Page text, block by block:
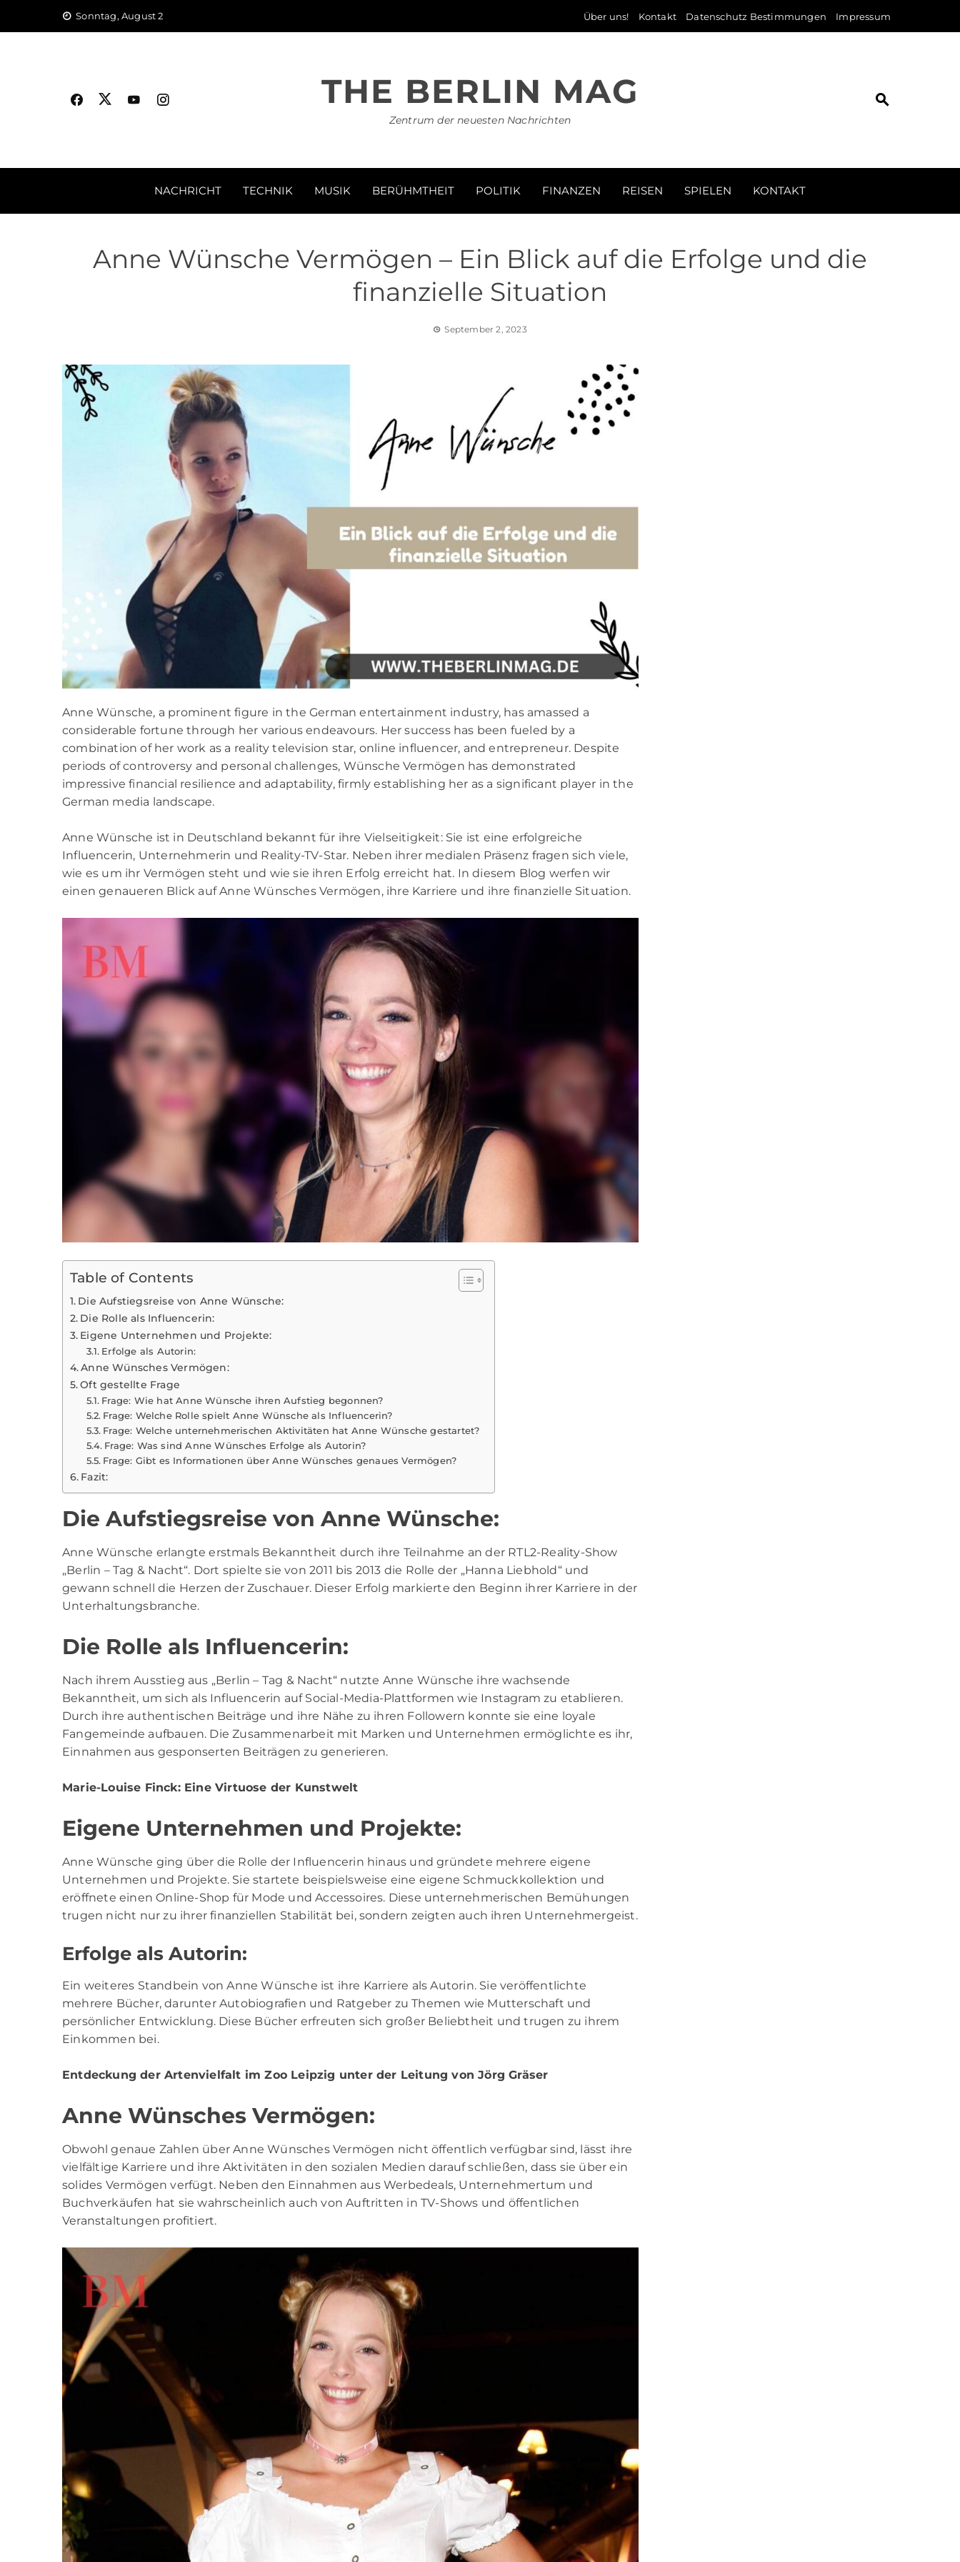
Sonntag, August 2 Über uns! Kontakt Datenschutz Bestimmungen Impressum
THE BERLIN MAG
Zentrum der neuesten Nachrichten
NACHRICHT TECHNIK MUSIK BERÜHMTHEIT POLITIK FINANZEN REISEN SPIELEN KONTAKT
Anne Wünsche Vermögen – Ein Blick auf die Erfolge und die
finanzielle Situation
September 2, 2023
Anne Wünsche, a prominent figure in the German entertainment industry, has amassed a
considerable fortune through her various endeavours. Her success has been fueled by a
combination of her work as a reality television star, online influencer, and entrepreneur. Despite
periods of controversy and personal challenges, Wünsche Vermögen has demonstrated
impressive financial resilience and adaptability, firmly establishing her as a significant player in the
German media landscape.
Anne Wünsche ist in Deutschland bekannt für ihre Vielseitigkeit: Sie ist eine erfolgreiche
Influencerin, Unternehmerin und Reality-TV-Star. Neben ihrer medialen Präsenz fragen sich viele,
wie es um ihr Vermögen steht und wie sie ihren Erfolg erreicht hat. In diesem Blog werfen wir
einen genaueren Blick auf Anne Wünsches Vermögen, ihre Karriere und ihre finanzielle Situation.
Table of Contents
Die Aufstiegsreise von Anne Wünsche:
Die Rolle als Influencerin:
Eigene Unternehmen und Projekte:
Erfolge als Autorin:
Anne Wünsches Vermögen:
Oft gestellte Frage
Frage: Wie hat Anne Wünsche ihren Aufstieg begonnen?
Frage: Welche Rolle spielt Anne Wünsche als Influencerin?
Frage: Welche unternehmerischen Aktivitäten hat Anne Wünsche gestartet?
Frage: Was sind Anne Wünsches Erfolge als Autorin?
Frage: Gibt es Informationen über Anne Wünsches genaues Vermögen?
Fazit:
Die Aufstiegsreise von Anne Wünsche:
Anne Wünsche erlangte erstmals Bekanntheit durch ihre Teilnahme an der RTL2-Reality-Show
„Berlin – Tag & Nacht“. Dort spielte sie von 2011 bis 2013 die Rolle der „Hanna Liebhold“ und
gewann schnell die Herzen der Zuschauer. Dieser Erfolg markierte den Beginn ihrer Karriere in der
Unterhaltungsbranche.
Die Rolle als Influencerin:
Nach ihrem Ausstieg aus „Berlin – Tag & Nacht“ nutzte Anne Wünsche ihre wachsende
Bekanntheit, um sich als Influencerin auf Social-Media-Plattformen wie Instagram zu etablieren.
Durch ihre authentischen Beiträge und ihre Nähe zu ihren Followern konnte sie eine loyale
Fangemeinde aufbauen. Die Zusammenarbeit mit Marken und Unternehmen ermöglichte es ihr,
Einnahmen aus gesponserten Beiträgen zu generieren.
Marie-Louise Finck: Eine Virtuose der Kunstwelt
Eigene Unternehmen und Projekte:
Anne Wünsche ging über die Rolle der Influencerin hinaus und gründete mehrere eigene
Unternehmen und Projekte. Sie startete beispielsweise eine eigene Schmuckkollektion und
eröffnete einen Online-Shop für Mode und Accessoires. Diese unternehmerischen Bemühungen
trugen nicht nur zu ihrer finanziellen Stabilität bei, sondern zeigten auch ihren Unternehmergeist.
Erfolge als Autorin:
Ein weiteres Standbein von Anne Wünsche ist ihre Karriere als Autorin. Sie veröffentlichte
mehrere Bücher, darunter Autobiografien und Ratgeber zu Themen wie Mutterschaft und
persönlicher Entwicklung. Diese Bücher erfreuten sich großer Beliebtheit und trugen zu ihrem
Einkommen bei.
Entdeckung der Artenvielfalt im Zoo Leipzig unter der Leitung vonJörg Gräser
Anne Wünsches Vermögen:
Obwohl genaue Zahlen über Anne Wünsches Vermögen nicht öffentlich verfügbar sind, lässt ihre
vielfältige Karriere und ihre Aktivitäten in den sozialen Medien darauf schließen, dass sie über ein
solides Vermögen verfügt. Neben den Einnahmen aus Werbedeals, Unternehmertum und
Buchverkäufen hat sie wahrscheinlich auch von Auftritten in TV-Shows und öffentlichen
Veranstaltungen profitiert.